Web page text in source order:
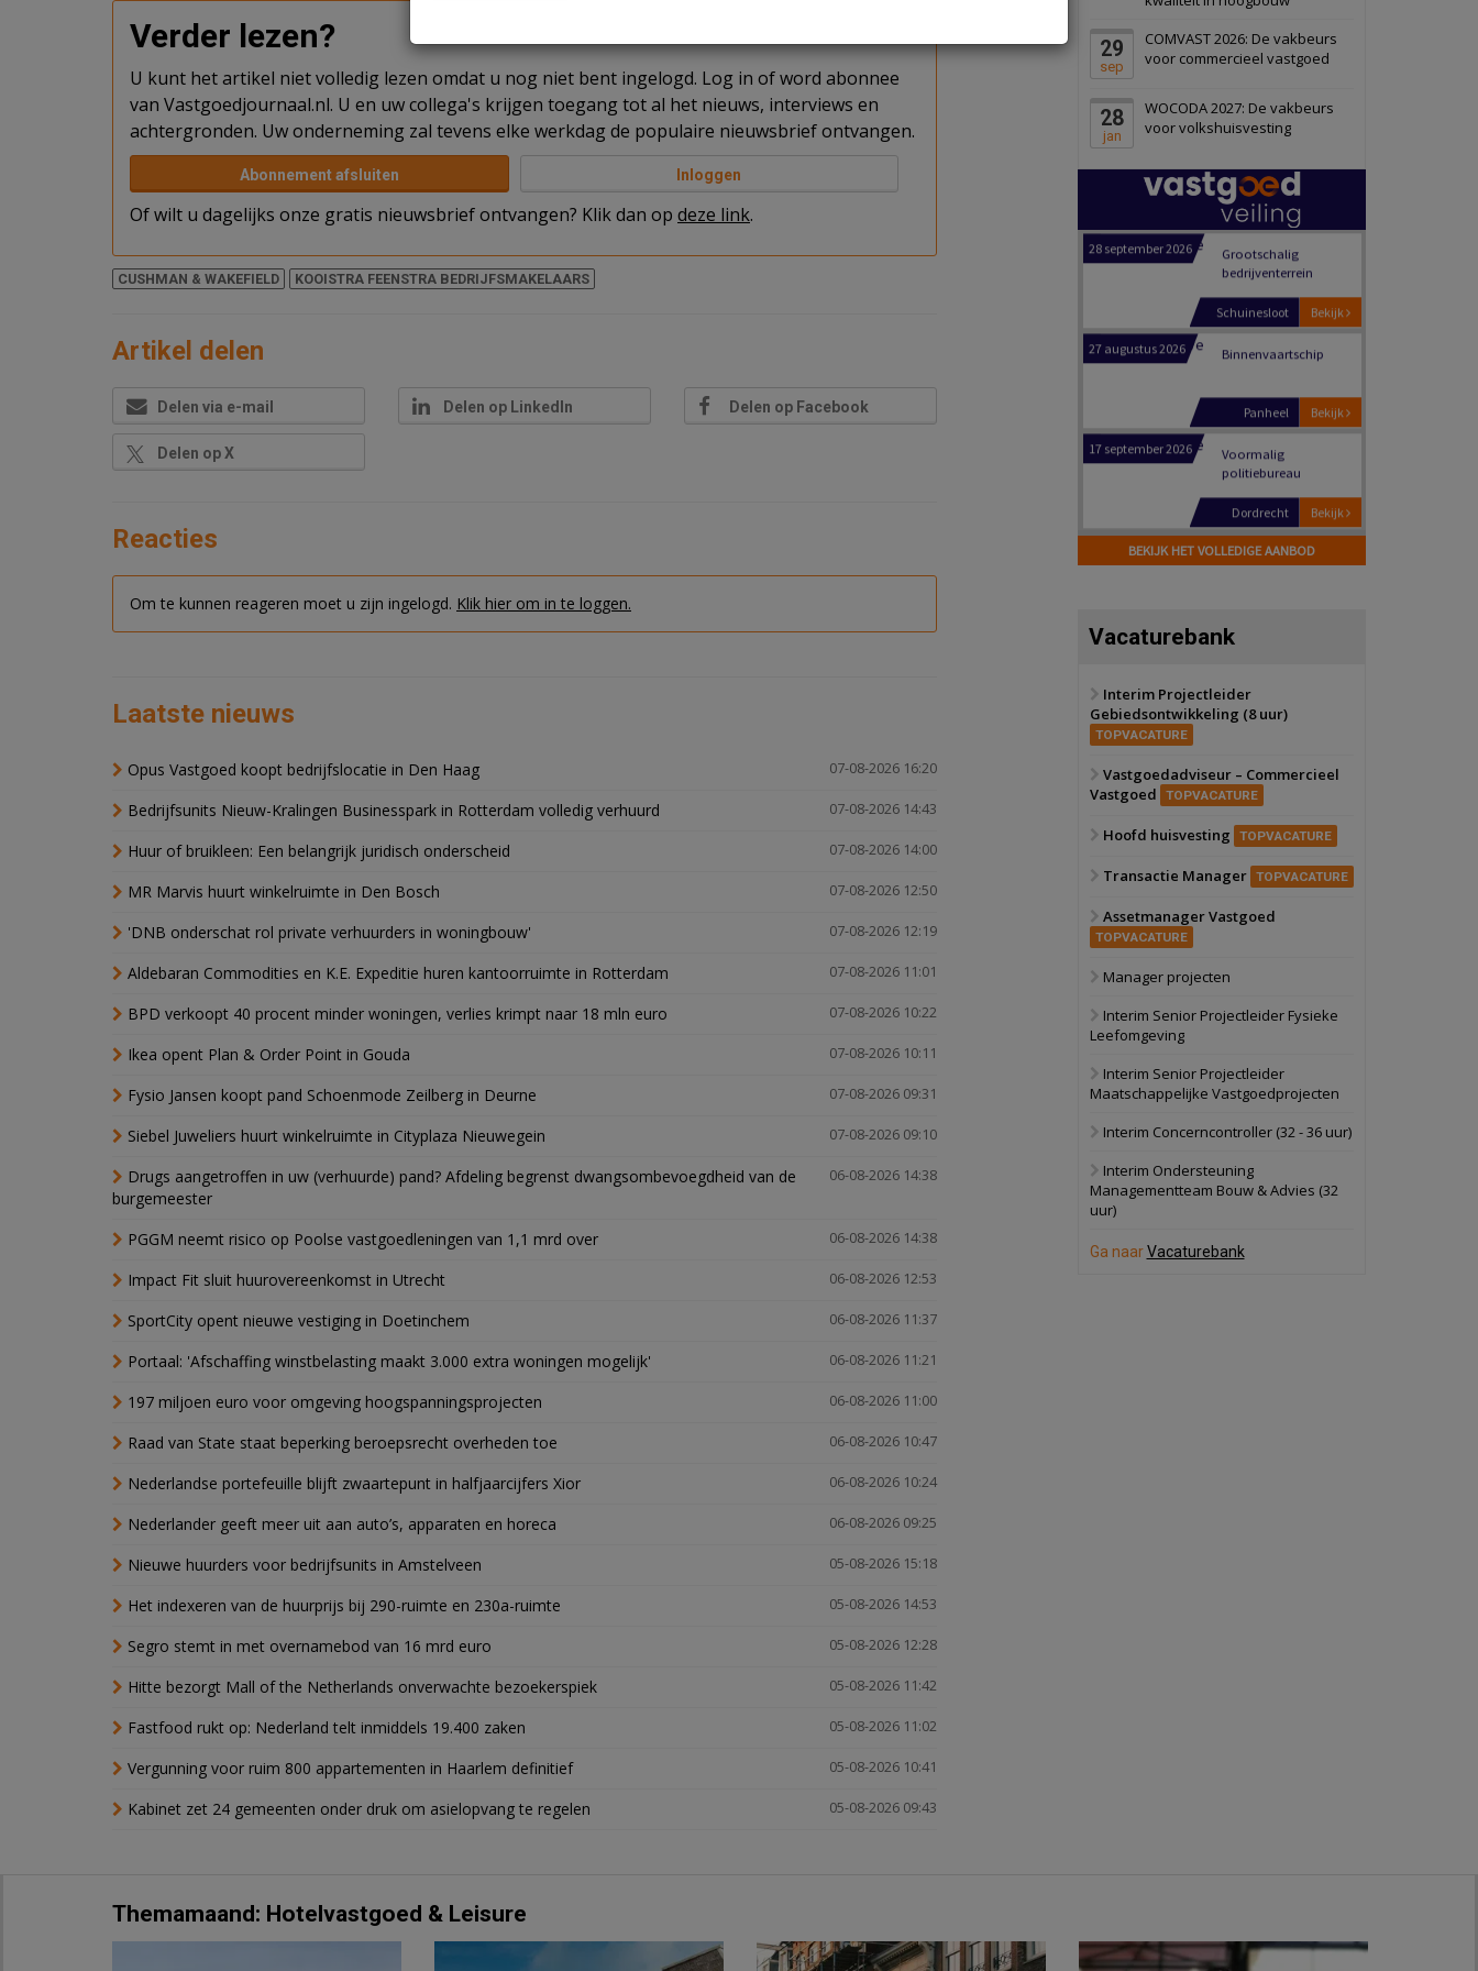
Verder lezen?
U kunt het artikel niet volledig lezen omdat u nog niet bent ingelogd. Log in of word abonnee
van Vastgoedjournaal.nl. U en uw collega's krijgen toegang tot al het nieuws, interviews en
achtergronden. Uw onderneming zal tevens elke werkdag de populaire nieuwsbrief ontvangen.
Abonnement afsluiten Inloggen
Of wilt u dagelijks onze gratis nieuwsbrief ontvangen? Klik dan op deze link.
CUSHMAN & WAKEFIELD KOOISTRA FEENSTRA BEDRIJFSMAKELAARS
Artikel delen
Delen via e-mail Delen op LinkedIn Delen op Facebook
Delen op X
Reacties
Om te kunnen reageren moet u zijn ingelogd. Klik hier om in te loggen.
Laatste nieuws
07-08-2026 16:20
Opus Vastgoed koopt bedrijfslocatie in Den Haag
07-08-2026 14:43
Bedrijfsunits Nieuw-Kralingen Businesspark in Rotterdam volledig verhuurd
07-08-2026 14:00
Huur of bruikleen: Een belangrijk juridisch onderscheid
07-08-2026 12:50
MR Marvis huurt winkelruimte in Den Bosch
07-08-2026 12:19
'DNB onderschat rol private verhuurders in woningbouw'
07-08-2026 11:01
Aldebaran Commodities en K.E. Expeditie huren kantoorruimte in Rotterdam
07-08-2026 10:22
BPD verkoopt 40 procent minder woningen, verlies krimpt naar 18 mln euro
07-08-2026 10:11
Ikea opent Plan & Order Point in Gouda
07-08-2026 09:31
Fysio Jansen koopt pand Schoenmode Zeilberg in Deurne
07-08-2026 09:10
Siebel Juweliers huurt winkelruimte in Cityplaza Nieuwegein
06-08-2026 14:38
Drugs aangetroffen in uw (verhuurde) pand? Afdeling begrenst dwangsombevoegdheid van de
burgemeester
06-08-2026 14:38
PGGM neemt risico op Poolse vastgoedleningen van 1,1 mrd over
06-08-2026 12:53
Impact Fit sluit huurovereenkomst in Utrecht
06-08-2026 11:37
SportCity opent nieuwe vestiging in Doetinchem
06-08-2026 11:21
Portaal: 'Afschaffing winstbelasting maakt 3.000 extra woningen mogelijk'
06-08-2026 11:00
197 miljoen euro voor omgeving hoogspanningsprojecten
06-08-2026 10:47
Raad van State staat beperking beroepsrecht overheden toe
06-08-2026 10:24
Nederlandse portefeuille blijft zwaartepunt in halfjaarcijfers Xior
06-08-2026 09:25
Nederlander geeft meer uit aan auto’s, apparaten en horeca
05-08-2026 15:18
Nieuwe huurders voor bedrijfsunits in Amstelveen
05-08-2026 14:53
Het indexeren van de huurprijs bij 290-ruimte en 230a-ruimte
05-08-2026 12:28
Segro stemt in met overnamebod van 16 mrd euro
05-08-2026 11:42
Hitte bezorgt Mall of the Netherlands onverwachte bezoekerspiek
05-08-2026 11:02
Fastfood rukt op: Nederland telt inmiddels 19.400 zaken
05-08-2026 10:41
Vergunning voor ruim 800 appartementen in Haarlem definitief
05-08-2026 09:43
Kabinet zet 24 gemeenten onder druk om asielopvang te regelen
29
sep
COMVAST 2026: De vakbeurs
voor commercieel vastgoed
28
jan
WOCODA 2027: De vakbeurs
voor volkshuisvesting
Schiedam
22 september 2026 Attractiepark
Bekijk
Oranje
28 september 2026
bedrijventerrein
Schuinesloot
27 augustus 2026 Binnenvaartschip
Bekijk
Panheel
17 september 2026
Voormalig
Bekijk
Dordrecht
17 september 2026
Voormalig
politiebureau
Bekijk
Hilversum
17 september 2026
Voormalig
Zwanenburg
6 oktober 2026
Oranje
28 september 2026
bedrijventerrein
Bekijk
Schuinesloot
politiebureau
17 september 2026
Voormalig
BEKIJK HET VOLLEDIGE AANBOD
Vacaturebank
Interim Projectleider
Gebiedsontwikkeling (8 uur)
TOPVACATURE
Vastgoedadviseur – Commercieel
Vastgoed
TOPVACATURE
Hoofd huisvesting TOPVACATURE
Transactie Manager TOPVACATURE
Assetmanager Vastgoed
TOPVACATURE
Manager projecten
Interim Senior Projectleider Fysieke
Leefomgeving
Interim Senior Projectleider
Maatschappelijke Vastgoedprojecten
Interim Concerncontroller (32 - 36 uur)
Interim Ondersteuning
Managementteam Bouw & Advies (32
uur)
Ga naarVacaturebank
Themamaand: Hotelvastgoed & Leisure